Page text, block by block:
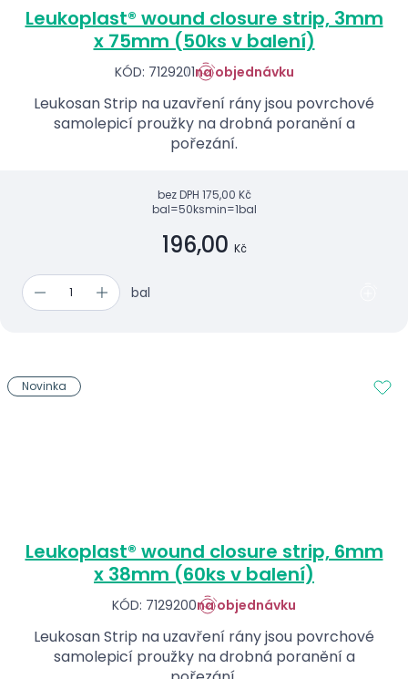
Leukoplast® wound closure strip, 3mm
x 75mm (50ks v balení)
KÓD: 7129201na objednávku
Leukosan Strip na uzavření rány jsou povrchové
samolepicí proužky na drobná poranění a
pořezání.
bez DPH 175,00 Kč
bal=50ksmin=1bal
196,00 Kč
bal
Leukoplast® wound closure strip, 6mm
x 38mm (60ks v balení)
KÓD: 7129200na objednávku
Leukosan Strip na uzavření rány jsou povrchové
samolepicí proužky na drobná poranění a
Novinka